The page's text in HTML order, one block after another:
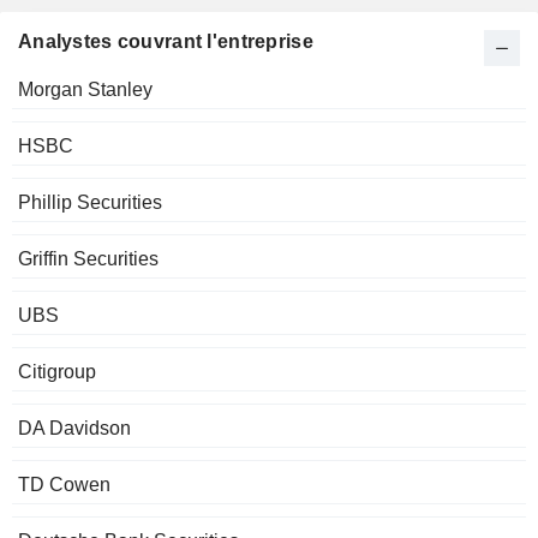
Analystes couvrant l'entreprise
Morgan Stanley
HSBC
Phillip Securities
Griffin Securities
UBS
Citigroup
DA Davidson
TD Cowen